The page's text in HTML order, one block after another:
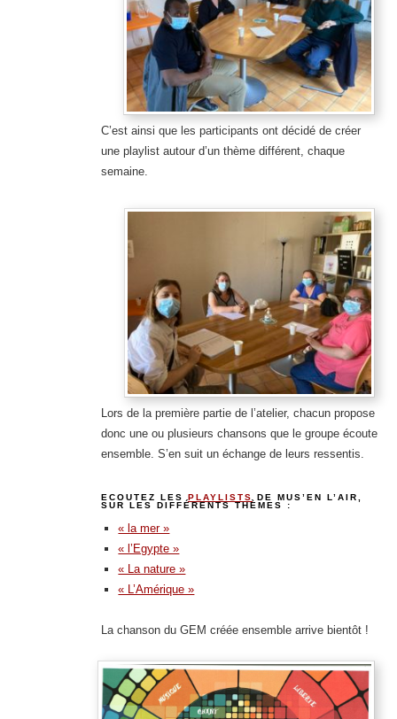
C’est ainsi que les participants ont décidé de créer
une playlist autour d’un thème différent, chaque
semaine.
Lors de la première partie de l’atelier, chacun propose
donc une ou plusieurs chansons que le groupe écoute
ensemble. S’en suit un échange de leurs ressentis.
ECOUTEZ LESPLAYLISTS
DE MUS’EN L’AIR,
SUR LES DIFFÉRENTS THÈMES :
« la mer »
« l’Egypte »
« La nature »
« L’Amérique »
La chanson du GEM créée ensemble arrive bientôt !